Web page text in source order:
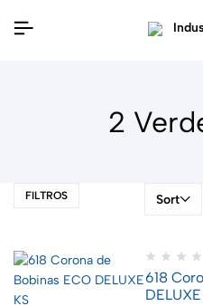
2
FILTROS Sort
618